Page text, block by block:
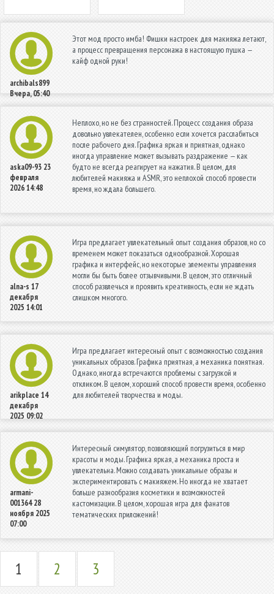
archibals899
Вчера, 05:40
Этот мод просто имба! Фишки настроек для макияжа летают,
а процесс превращения персонажа в настоящую пушка —
кайф одной руки!
aska09-93 23
февраля
2026 14:48
Неплохо, но не без странностей. Процесс создания образа
довольно увлекателен, особенно если хочется расслабиться
после рабочего дня. Графика яркая и приятная, однако
иногда управление может вызывать раздражение — как
будто не всегда реагирует на нажатия. В целом, для
любителей макияжа и ASMR, это неплохой способ провести
время, но ждала большего.
alna-s 17
декабря
2025 14:01
Игра предлагает увлекательный опыт создания образов, но со
временем может показаться однообразной. Хорошая
графика и интерфейс, но некоторые элементы управления
могли бы быть более отзывчивыми. В целом, это отличный
способ развлечься и проявить креативность, если не ждать
слишком многого.
arikplace 14
декабря
2025 09:02
Игра предлагает интересный опыт с возможностью создания
уникальных образов. Графика приятная, а механика понятная.
Однако, иногда встречаются проблемы с загрузкой и
откликом. В целом, хороший способ провести время, особенно
для любителей творчества и моды.
armani-
001364 28
ноября 2025
07:00
Интересный симулятор, позволяющий погрузиться в мир
красоты и моды. Графика яркая, а механика проста и
увлекательна. Можно создавать уникальные образы и
экспериментировать с макияжем. Но иногда не хватает
больше разнообразия косметики и возможностей
кастомизации. В целом, хорошая игра для фанатов
тематических приложений!
1 2 3